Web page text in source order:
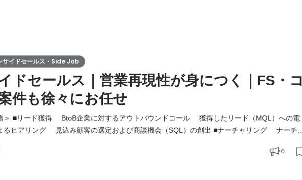
サイドセールス・Side Job
ドセールス｜営業再現性が身につく｜FS・コ
件も徐々にお任せ
＞ ■リード獲得 BtoB企業に対するアウトバウンドコール 獲得したリード（MQL）への電
アリング 見込み顧客の選定および商談機会（SQL）の創出 ■ナーチャリング ナーチャ
0